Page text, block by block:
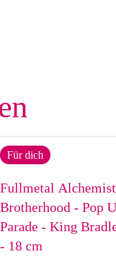
Für dich
Fullmetal
Brotherhood - Pop
Parade - King
- 18 cm